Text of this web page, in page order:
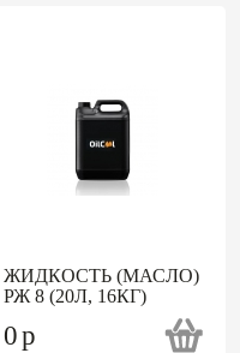
ЖИДКОСТЬ (МАСЛО)
РЖ 8 (20Л, 16КГ)
0p